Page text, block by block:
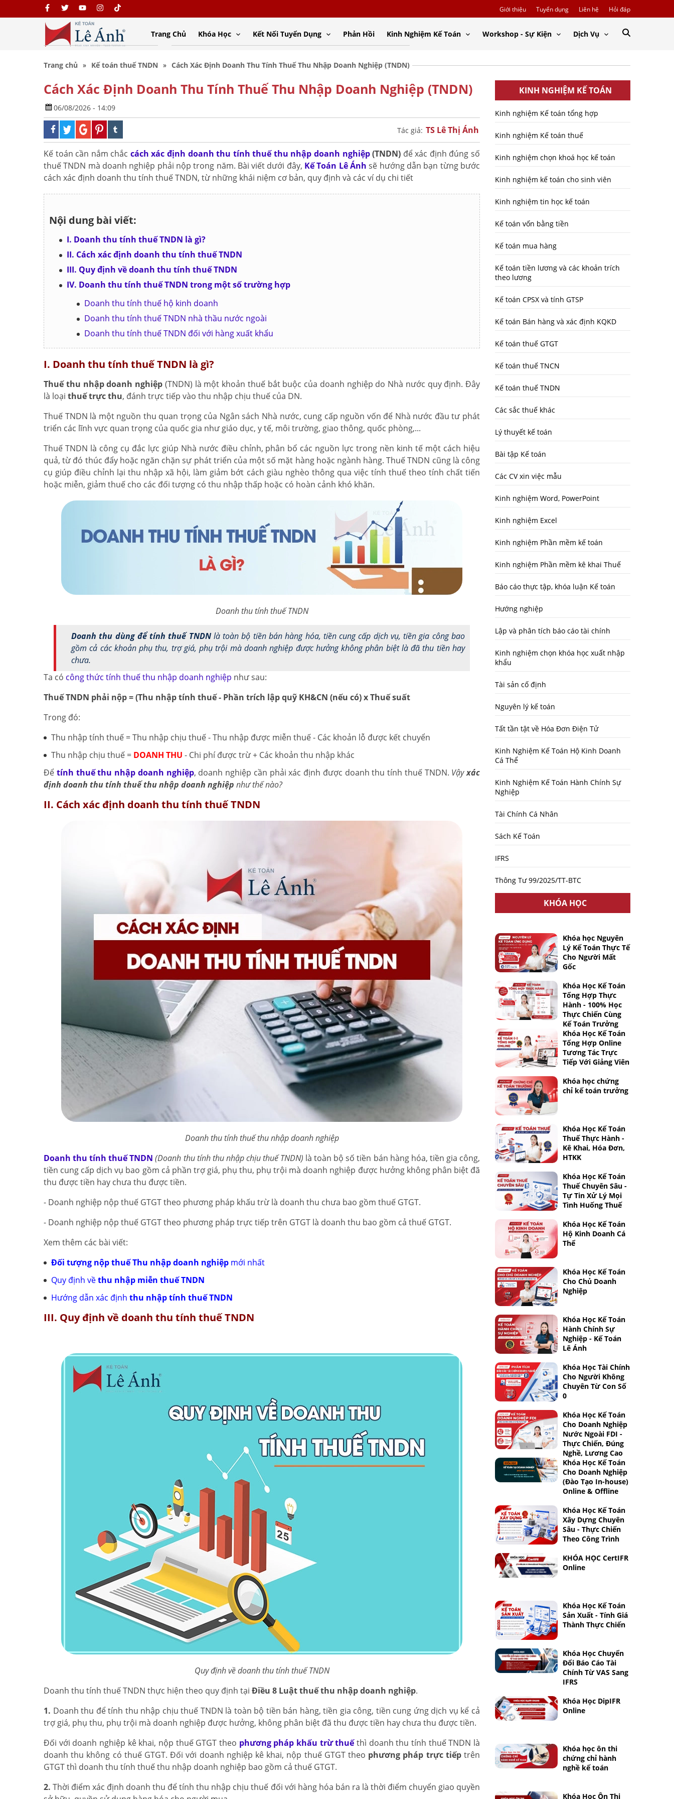
Giới thiệu Tuyển dụng Liên hệ Hỏi đáp
Trang Chủ Khóa Học Kết Nối Tuyển Dụng Phản Hồi Kinh Nghiệm Kế Toán Workshop - Sự Kiện Dịch Vụ
Trang chủ Kế toán thuế TNDN Cách Xác Định Doanh Thu Tính Thuế Thu Nhập Doanh Nghiệp (TNDN)
Cách Xác Định Doanh Thu Tính Thuế Thu Nhập Doanh Nghiệp (TNDN)
06/08/2026 - 14:09
Tác giả: TS Lê Thị Ánh
Kế toán cần nắm chắc cách xác định doanh thu tính thuế thu nhập doanh nghiệp(TNDN) để xác định đúng số
thuế TNDN mà doanh nghiệp phải nộp trong năm. Bài viết dưới đây, Kế Toán Lê Ánh sẽ hướng dẫn bạn từng bước
cách xác định doanh thu tính thuế TNDN, từ những khái niệm cơ bản, quy định và các ví dụ chi tiết
Nội dung bài viết:
I. Doanh thu tính thuế TNDN là gì?
II. Cách xác định doanh thu tính thuế TNDN
III. Quy định về doanh thu tính thuế TNDN
IV. Doanh thu tính thuế TNDN trong một số trường hợp
Doanh thu tính thuế hộ kinh doanh
Doanh thu tính thuế TNDN nhà thầu nước ngoài
Doanh thu tính thuế TNDN đối với hàng xuất khẩu
I. Doanh thu tính thuế TNDN là gì?
Thuế thu nhập doanh nghiệp (TNDN) là một khoản thuế bắt buộc của doanh nghiệp do Nhà nước quy định. Đây
là loại thuế trực thu, đánh trực tiếp vào thu nhập chịu thuế của DN.
Thuế TNDN là một nguồn thu quan trọng của Ngân sách Nhà nước, cung cấp nguồn vốn để Nhà nước đầu tư phát
triển các lĩnh vực quan trọng của quốc gia như giáo dục, y tế, môi trường, giao thông, quốc phòng,...
Thuế TNDN là công cụ đắc lực giúp Nhà nước điều chỉnh, phân bổ các nguồn lực trong nền kinh tế một cách hiệu
quả, từ đó thúc đẩy hoặc ngăn chặn sự phát triển của một số mặt hàng hoặc ngành hàng. Thuế TNDN cũng là công
cụ giúp điều chỉnh lại thu nhập xã hội, làm giảm bớt cách giàu nghèo thông qua việc tính thuế theo tính chất tiến
hoặc miễn, giảm thuế cho các đối tượng có thu nhập thấp hoặc có hoàn cảnh khó khăn.
Doanh thu tính thuế TNDN
Doanh thu dùng để tính thuế TNDNlà toàn bộ tiền bán hàng hóa, tiền cung cấp dịch vụ, tiền gia công bao
gồm cả các khoản phụ thu, trợ giá, phụ trội mà doanh nghiệp được hưởng không phân biệt là đã thu tiền hay
chưa.
Ta có công thức tính thuế thu nhập doanh nghiệp như sau:
Thuế TNDN phải nộp = (Thu nhập tính thuế - Phần trích lập quỹ KH&CN (nếu có) x Thuế suất
Trong đó:
Thu nhập tính thuế = Thu nhập chịu thuế - Thu nhập được miễn thuế - Các khoản lỗ được kết chuyển
Thu nhập chịu thuế = DOANH THU - Chi phí được trừ + Các khoản thu nhập khác
Để tính thuế thu nhập doanh nghiệp, doanh nghiệp cần phải xác định được doanh thu tính thuế TNDN. Vậyxác
định doanh thu tính thuế thu nhập doanh nghiệp như thế nào?
II. Cách xác định doanh thu tính thuế TNDN
Doanh thu tính thuế thu nhập doanh nghiệp
Doanh thu tính thuế TNDN (Doanh thu tính thu nhập chịu thuế TNDN) là toàn bộ số tiền bán hàng hóa, tiền gia công,
tiền cung cấp dịch vụ bao gồm cả phần trợ giá, phụ thu, phụ trội mà doanh nghiệp được hưởng không phân biệt đã
thu được tiền hay chưa thu được tiền.
- Doanh nghiệp nộp thuế GTGT theo phương pháp khấu trừ là doanh thu chưa bao gồm thuế GTGT.
- Doanh nghiệp nộp thuế GTGT theo phương pháp trực tiếp trên GTGT là doanh thu bao gồm cả thuế GTGT.
Xem thêm các bài viết:
Đối tượng nộp thuế Thu nhập doanh nghiệp mới nhất
Quy định vềthu nhập miễn thuế TNDN
Hướng dẫn xác định thu nhập tính thuế TNDN
III. Quy định về doanh thu tính thuế TNDN
Quy định về doanh thu tính thuế TNDN
Doanh thu tính thuế TNDN thực hiện theo quy định tại Điều 8 Luật thuế thu nhập doanh nghiệp.
1. Doanh thu để tính thu nhập chịu thuế TNDN là toàn bộ tiền bán hàng, tiền gia công, tiền cung ứng dịch vụ kể cả
trợ giá, phụ thu, phụ trội mà doanh nghiệp được hưởng, không phân biệt đã thu được tiền hay chưa thu được tiền.
Đối với doanh nghiệp kê khai, nộp thuế GTGT theo phương pháp khấu trừ thuếthì doanh thu tính thuế TNDN là
doanh thu không có thuế GTGT. Đối với doanh nghiệp kê khai, nộp thuế GTGT theo phương pháp trực tiếptrên
GTGT thì doanh thu tính thuế thu nhập doanh nghiệp bao gồm cả thuế GTGT.
2. Thời điểm xác định doanh thu để tính thu nhập chịu thuế đối với hàng hóa bán ra là thời điểm chuyển giao quyền
KINH NGHIỆM KẾ TOÁN
Kinh nghiệm Kế toán tổng hợp
Kinh nghiệm Kế toán thuế
Kinh nghiệm chọn khoá học kế toán
Kinh nghiệm kế toán cho sinh viên
Kinh nghiệm tin học kế toán
Kế toán vốn bằng tiền
Kế toán mua hàng
Kế toán tiền lương và các khoản trích
theo lương
Kế toán CPSX và tính GTSP
Kế toán Bán hàng và xác định KQKD
Kế toán thuế GTGT
Kế toán thuế TNCN
Kế toán thuế TNDN
Các sắc thuế khác
Lý thuyết kế toán
Bài tập Kế toán
Các CV xin việc mẫu
Kinh nghiệm Word, PowerPoint
Kinh nghiệm Excel
Kinh nghiệm Phần mềm kế toán
Kinh nghiệm Phần mềm kê khai Thuế
Báo cáo thực tập, khóa luận Kế toán
Hướng nghiệp
Lập và phân tích báo cáo tài chính
Kinh nghiệm chọn khóa học xuất nhập
khẩu
Tài sản cố định
Nguyên lý kế toán
Tất tần tật về Hóa Đơn Điện Tử
Kinh Nghiệm Kế Toán Hộ Kinh Doanh
Cá Thể
Kinh Nghiệm Kế Toán Hành Chính Sự
Nghiệp
Tài Chính Cá Nhân
Sách Kế Toán
IFRS
Thông Tư 99/2025/TT-BTC
KHÓA HỌC
Khóa học Nguyên
Lý Kế Toán Thực Tế
Cho Người Mất
Gốc
Khóa Học Kế Toán
Tổng Hợp Thực
Hành - 100% Học
Thực Chiến Cùng
Kế Toán Trưởng
Khóa Học Kế Toán
Tổng Hợp Online
Tương Tác Trực
Tiếp Với Giảng Viên
Khóa học chứng
chỉ kế toán trưởng
Khóa Học Kế Toán
Thuế Thực Hành -
Kê Khai, Hóa Đơn,
HTKK
Khóa Học Kế Toán
Thuế Chuyên Sâu -
Tự Tin Xử Lý Mọi
Tình Huống Thuế
Khóa Học Kế Toán
Hộ Kinh Doanh Cá
Thể
Khóa Học Kế Toán
Cho Chủ Doanh
Nghiệp
Khóa Học Kế Toán
Hành Chính Sự
Nghiệp - Kế Toán
Lê Ánh
Khóa Học Tài Chính
Cho Người Không
Chuyên Từ Con Số
0
Khóa Học Kế Toán
Cho Doanh Nghiệp
Nước Ngoài FDI -
Thực Chiến, Đúng
Nghề, Lương Cao
Khóa Học Kế Toán
Cho Doanh Nghiệp
(Đào Tạo In-house)
Online & Offline
Khóa Học Kế Toán
Xây Dựng Chuyên
Sâu - Thực Chiến
Theo Công Trình
KHÓA HỌC CertIFR
Online
Khóa Học Kế Toán
Sản Xuất - Tính Giá
Thành Thực Chiến
Khóa Học Chuyển
Đổi Báo Cáo Tài
Chính Từ VAS Sang
IFRS
Khóa Học DipIFR
Online
Khóa học ôn thi
chứng chỉ hành
nghề kế toán
Khóa Học Ôn Thi